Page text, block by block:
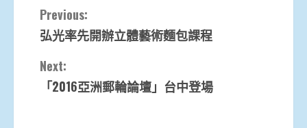
Continue
Reading
Previous:
弘光率先開辦立體藝術麵包課程
Next:
「2016亞洲郵輪論壇」台中登場